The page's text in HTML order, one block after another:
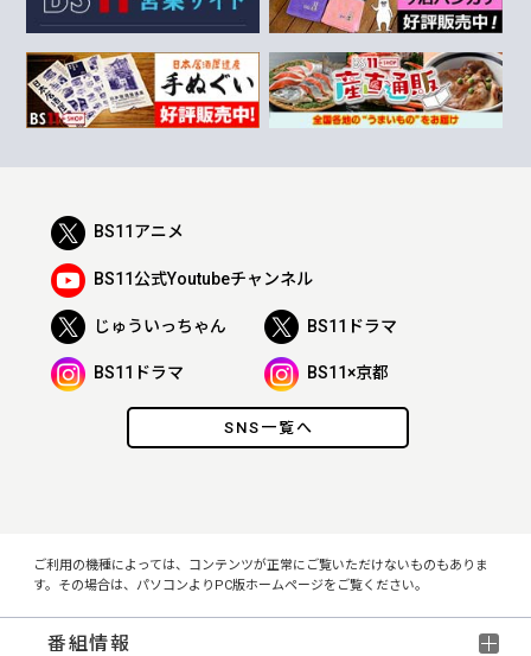
SNS一覧へ
BS11アニメ
BS11公式Youtubeチャンネル
じゅういっちゃん BS11ドラマ
BS11ドラマ BS11×京都
ご利用の機種によっては、コンテンツが正常にご覧いただけないものもありま
す。その場合は、パソコンよりPC版ホームページをご覧ください。
番組情報